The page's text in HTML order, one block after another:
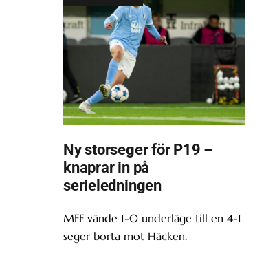
Ny storseger för P19 –
knaprar in på
serieledningen
MFF vände 1-0 underläge till en 4-1
seger borta mot Häcken.